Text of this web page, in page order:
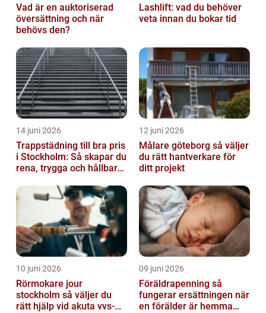
Vad är en auktoriserad
översättning och när
behövs den?
Lashlift: vad du behöver
veta innan du bokar tid
14 juni 2026
Trappstädning till bra pris
i Stockholm: Så skapar du
rena, trygga och hållbara
12 juni 2026
Målare göteborg så väljer
du rätt hantverkare för
ditt projekt
10 juni 2026
Rörmokare jour
stockholm så väljer du
rätt hjälp vid akuta vvs-
09 juni 2026
Föräldrapenning så
fungerar ersättningen när
en förälder är hemma